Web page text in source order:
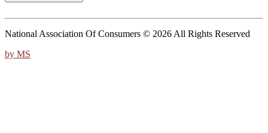
National Association Of Consumers © 2026 All Rights Reserved
by MS